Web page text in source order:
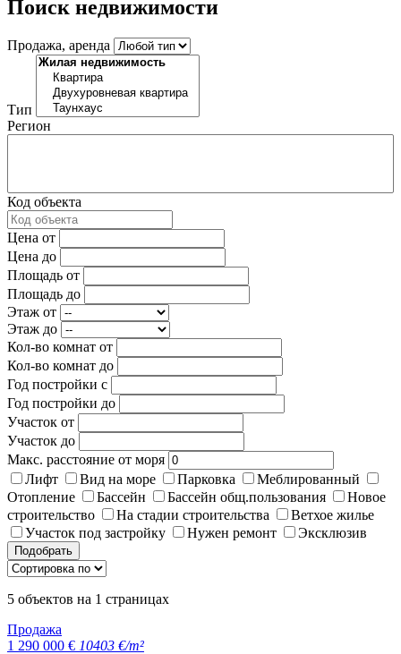
Поиск недвижимости
Продажа, аренда
Тип
Регион
Код объекта
Цена от
Цена до
Площадь от
Площадь до
Этаж от
Этаж до
Кол-во комнат от
Кол-во комнат до
Год постройки с
Год постройки до
Участок от
Участок до
Макс. расстояние от моря
Лифт
Вид на море Парковка
Меблированный
Отопление
Бассейн Бассейн общ.пользования
Новое
строительство
На стадии строительства
Ветхое жилье
Участок под застройку
Нужен ремонт Эксклюзив
Подобрать
5 объектов на 1 страницах
Продажа
1 290 000 € 10403 €/m²